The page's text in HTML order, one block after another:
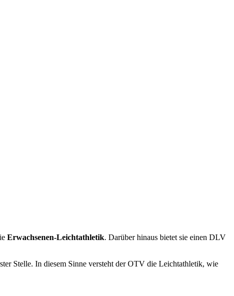
Erwachsenen-Leichtathletik. Darüber hinaus bietet sie einen DLV
Stelle. In diesem Sinne versteht der OTV die Leichtathletik, wie